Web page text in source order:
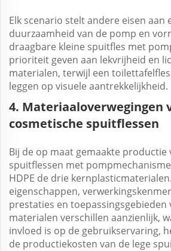
Elk scenario stelt andere eisen aan
duurzaamheid van de pomp en
draagbare kleine spuitfles met
prioriteit geven aan lekvrijheid en
materialen, terwijl een
leggen op visuele aantrekkelijkheid.
4. Materiaaloverwegingen
cosmetische spuitflessen
Bij de op maat gemaakte productie
spuitflessen met pompmechanisme
HDPE de drie
eigenschappen,
prestaties en toepassingsgebieden
materialen verschillen aanzienlijk,
invloed is op de gebruikservaring,
de productiekosten van de lege